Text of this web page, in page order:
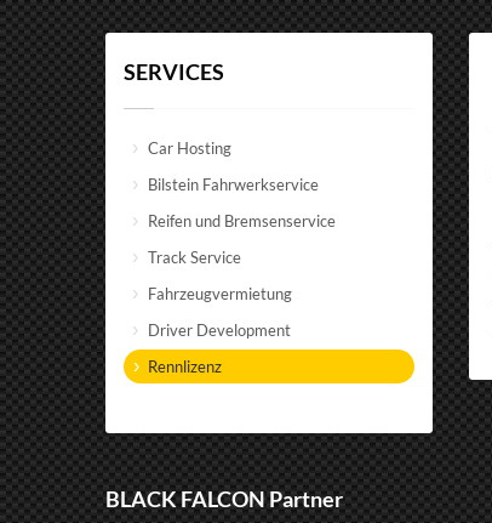
SERVICES
Car Hosting
Bilstein Fahrwerkservice
Reifen und Bremsenservice
Track Service
Fahrzeugvermietung
Driver Development
Rennlizenz
BLACK FALCON Partner